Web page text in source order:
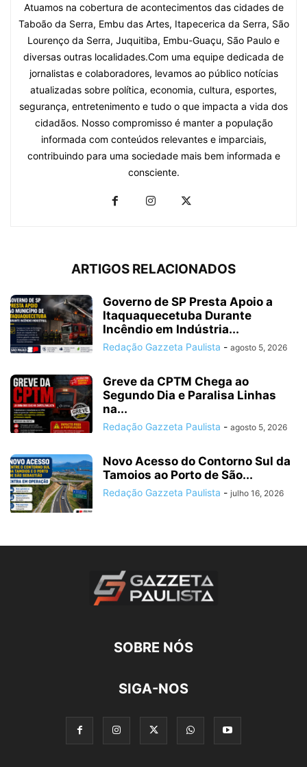
Atuamos na cobertura de acontecimentos das cidades de
Taboão da Serra, Embu das Artes, Itapecerica da Serra, São
Lourenço da Serra, Juquitiba, Embu-Guaçu, São Paulo e
diversas outras localidades.Com uma equipe dedicada de
jornalistas e colaboradores, levamos ao público notícias
atualizadas sobre política, economia, cultura, esportes,
segurança, entretenimento e tudo o que impacta a vida dos
cidadãos. Nosso compromisso é manter a população
informada com conteúdos relevantes e imparciais,
contribuindo para uma sociedade mais bem informada e
consciente.
ARTIGOS RELACIONADOS
Governo de SP Presta Apoio a
Itaquaquecetuba Durante
Incêndio em Indústria...
Redação Gazzeta Paulista - agosto 5, 2026
Greve da CPTM Chega ao
Segundo Dia e Paralisa Linhas
na...
Redação Gazzeta Paulista - agosto 5, 2026
Novo Acesso do Contorno Sul da
Tamoios ao Porto de São...
Redação Gazzeta Paulista - julho 16, 2026
SOBRE NÓS
SIGA-NOS